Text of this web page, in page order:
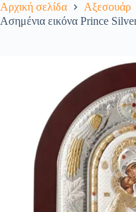
Αρχική σελίδα Αξεσουάρ
Ασημένια εικόνα Prince